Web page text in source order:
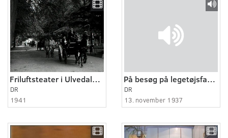
Friluftsteater i Ulvedalene
DR
1941
På besøg på legetøjsfabrikken
DR
13. november 1937